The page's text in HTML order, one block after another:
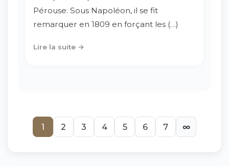
Pérouse. Sous Napoléon, il se fit
remarquer en 1809 en forçant les (…)
Lire la suite →
1 2 3 4 5 6 7 ∞